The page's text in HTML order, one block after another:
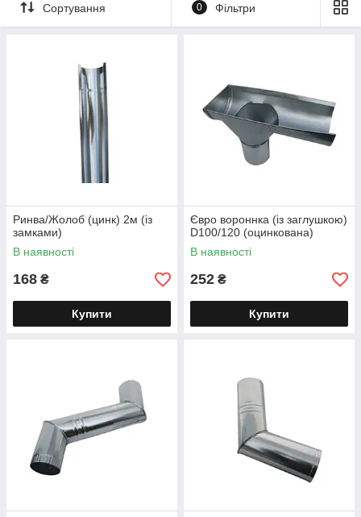
Сортування 0 Фільтри
Ринва/Жолоб (цинк) 2м (із
замками)
В наявності
168 ₴
Купити
Євро вороннка (із заглушкою)
D100/120 (оцинкована)
В наявності
252 ₴
Купити